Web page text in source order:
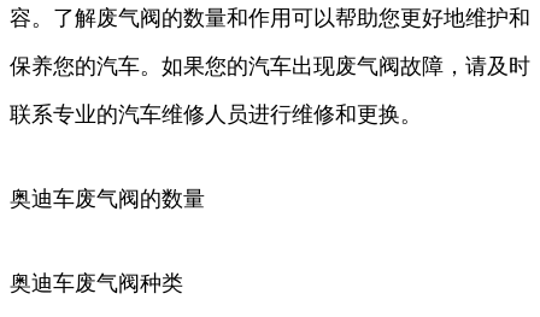
容。了解废气阀的数量和作用可以帮助您更好地维护和
保养您的汽车。如果您的汽车出现废气阀故障，请及时
联系专业的汽车维修人员进行维修和更换。
奥迪车废气阀的数量
奥迪车废气阀种类